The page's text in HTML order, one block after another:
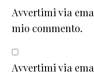
Avvertimi via
mio commento.
Avvertimi via